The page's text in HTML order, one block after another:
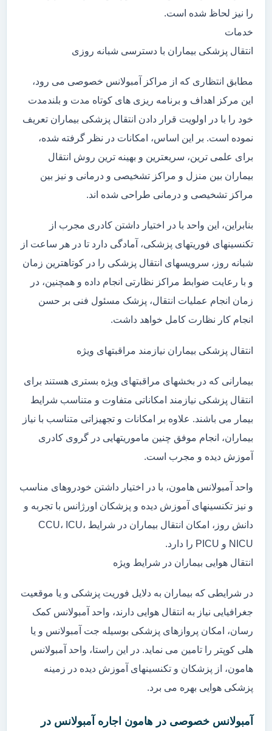
را نیز لحاظ شده است.
خدمات
انتقال پزشکی بیماران با دسترسی شبانه روزی
مطابق انتظاری که از مراکز آمبولانس خصوصی می رود،
این مرکز اهداف و برنامه ریزی های کوتاه مدت و بلندمدت
خود را با در اولویت قرار دادن انتقال پزشکی بیماران تعریف
نموده است. بر این اساس، امکانات در نظر گرفته شده،
برای علمی ترین، سریعترین و بهینه ترین روش انتقال
بیماران بین منزل و مراکز تشخیصی و درمانی و نیز بین
مراکز تشخیصی و درمانی طراحی شده اند.
بنابراین، این واحد با در اختیار داشتن کادری مجرب از
تکنسینهای فوریتهای پزشکی، آمادگی دارد تا در هر ساعت از
شبانه روز، سرویسهای انتقال پزشکی را در کوتاهترین زمان
و با رعایت ضوابط مراکز نظارتی انجام داده و همچنین، در
زمان انجام عملیات انتقال، پزشک مسئول فنی بر حسن
انجام کار نظارت کامل خواهد داشت.
انتقال پزشکی بیماران نیازمند مراقبتهای ویژه
بیمارانی که در بخشهای مراقبتهای ویژه بستری هستند برای
انتقال پزشکی نیازمند امکاناتی متفاوت و متناسب شرایط
بیمار می باشند. علاوه بر امکانات و تجهیزاتی متناسب با نیاز
بیماران، انجام موفق چنین ماموریتهایی در گروی کادری
آموزش دیده و مجرب است.
واحد آمبولانس هامون، با در اختیار داشتن خودروهای مناسب
و نیز تکنسینهای آموزش دیده و پزشکان اورژانس با تجربه و
دانش روز، امکان انتقال بیماران در شرایط CCU، ICU،
NICU و PICU را دارد.
انتقال هوایی بیماران در شرایط ویژه
در شرایطی که بیماران به دلایل فوریت پزشکی و یا موقعیت
جغرافیایی نیاز به انتقال هوایی دارند، واحد آمبولانس کمک
رسان، امکان پروازهای پزشکی بوسیله جت آمبولانس و یا
هلی کوپتر را تامین می نماید. در این راستا، واحد آمبولانس
هامون، از پزشکان و تکنسینهای آموزش دیده در زمینه
پزشکی هوایی بهره می برد.
آمبولانس خصوصی در هامون اجاره آمبولانس در